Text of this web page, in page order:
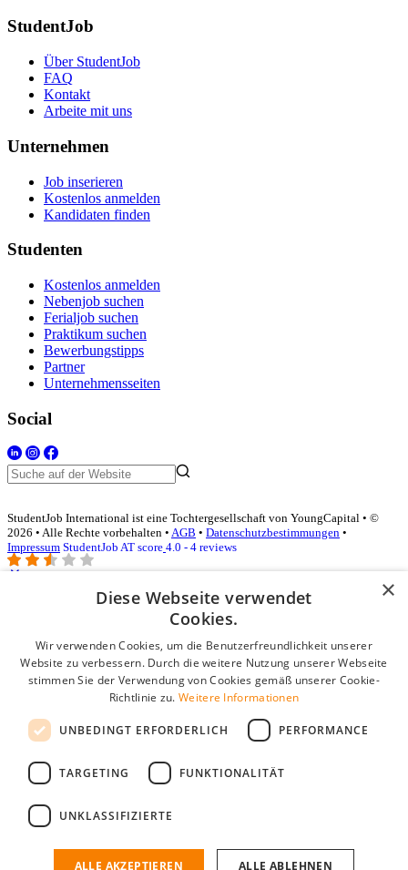
StudentJob
Über StudentJob
FAQ
Kontakt
Arbeite mit uns
Unternehmen
Job inserieren
Kostenlos anmelden
Kandidaten finden
Studenten
Kostenlos anmelden
Nebenjob suchen
Ferialjob suchen
Praktikum suchen
Bewerbungstipps
Partner
Unternehmensseiten
Social
StudentJob International ist eine Tochtergesellschaft von YoungCapital • ©
2026 • Alle Rechte vorbehalten • AGB • Datenschutzbestimmungen •
Impressum StudentJob AT score 4.0 - 4 reviews
Login für Unternehmen
E-Mail*
Passwort
Angemeldet bleiben
Passwort vergessen?
Kostenloses Unternehmensprofil
Wenn Sie sich registriert haben, können Sie ein Unternehmensprofil
passenden Mitarbeiter zu finden.
×
Diese Webseite verwendet
Cookies.
Wir verwenden Cookies, um die Benutzerfreundlichkeit unserer
Website zu verbessern. Durch die weitere Nutzung unserer Webseite
stimmen Sie der Verwendung von Cookies gemäß unserer Cookie-
Richtlinie zu. Weitere Informationen
UNBEDINGT ERFORDERLICH PERFORMANCE
TARGETING FUNKTIONALITÄT
UNKLASSIFIZIERTE
ALLE AKZEPTIEREN ALLE ABLEHNEN